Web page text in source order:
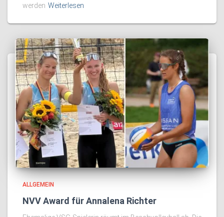
werden Weiterlesen
ALLGEMEIN
NVV Award für Annalena Richter